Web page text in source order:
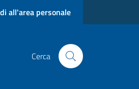
all'area personale
Cerca